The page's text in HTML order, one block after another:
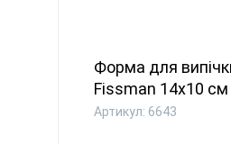
Форма для
Fissman 14x10 см
Артикул: 6643